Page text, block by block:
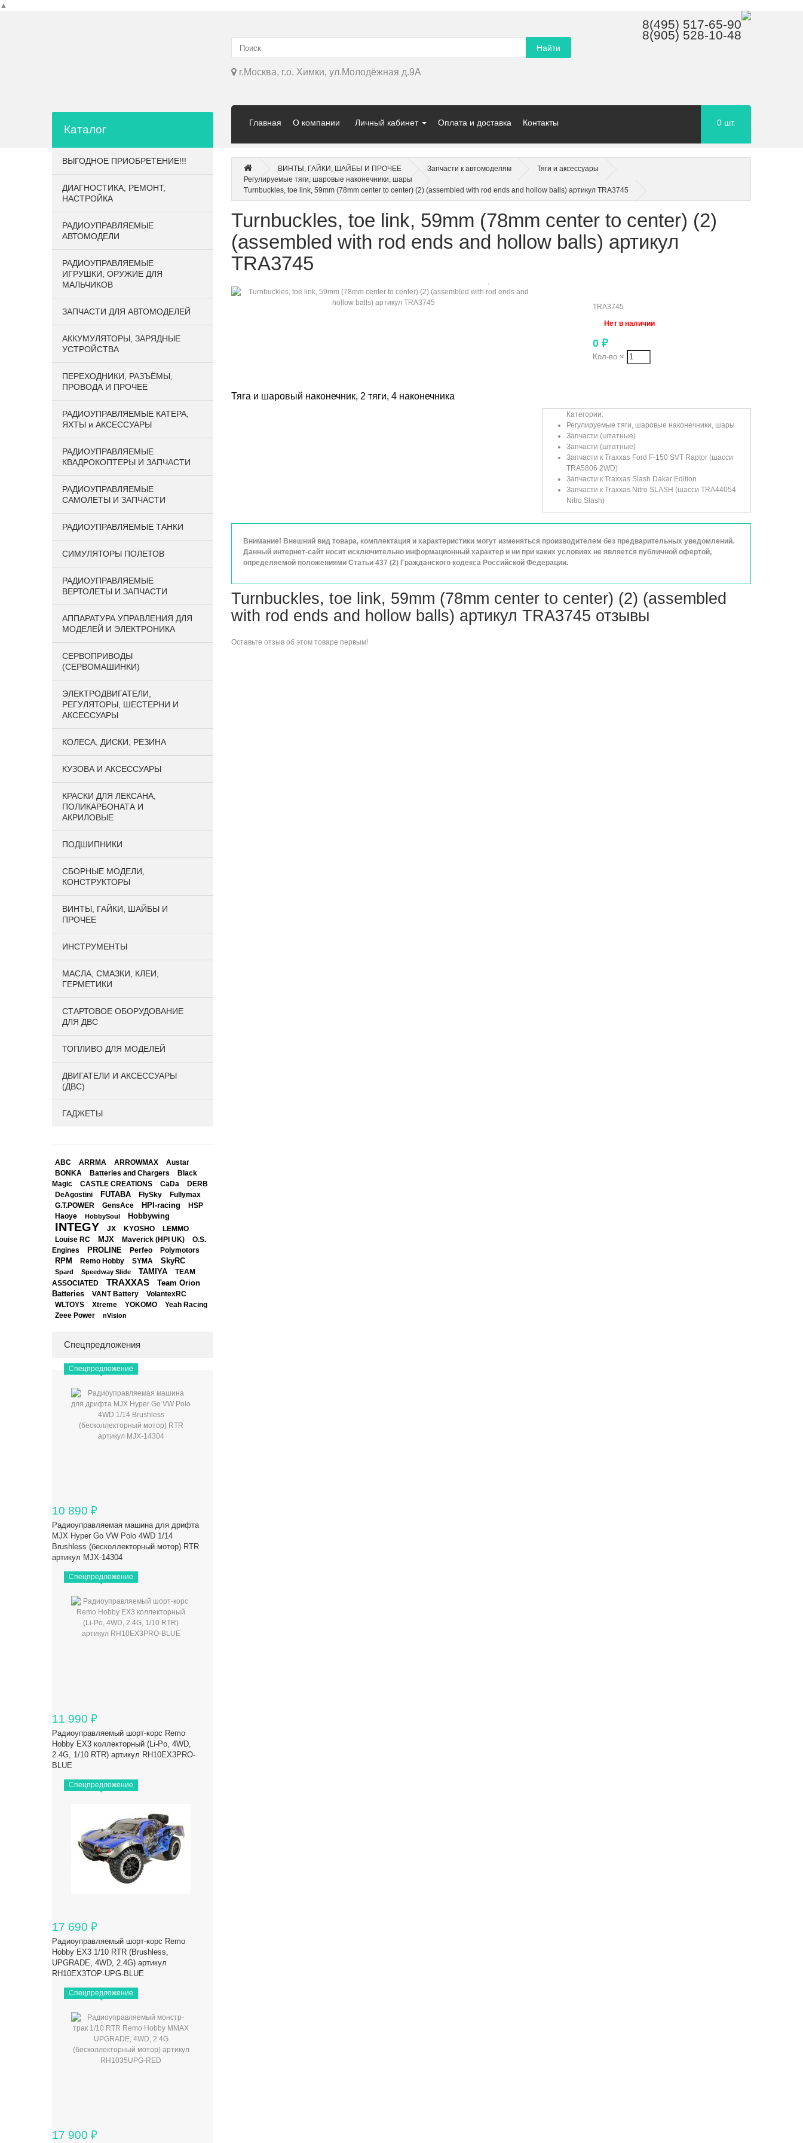
▲
г.Москва, г.о. Химки, ул.Молодёжная д.9А
8(495) 517-65-90
8(905) 528-10-48
Главная О компании Личный кабинет Оплата и доставка Контакты 0 шт.
Каталог
ВЫГОДНОЕ ПРИОБРЕТЕНИЕ!!!
ДИАГНОСТИКА, РЕМОНТ,
НАСТРОЙКА
РАДИОУПРАВЛЯЕМЫЕ
АВТОМОДЕЛИ
РАДИОУПРАВЛЯЕМЫЕ
ИГРУШКИ, ОРУЖИЕ ДЛЯ
МАЛЬЧИКОВ
ЗАПЧАСТИ ДЛЯ АВТОМОДЕЛЕЙ
АККУМУЛЯТОРЫ, ЗАРЯДНЫЕ
УСТРОЙСТВА
ПЕРЕХОДНИКИ, РАЗЪЁМЫ,
ПРОВОДА И ПРОЧЕЕ
РАДИОУПРАВЛЯЕМЫЕ КАТЕРА,
ЯХТЫ и АКСЕССУАРЫ
РАДИОУПРАВЛЯЕМЫЕ
КВАДРОКОПТЕРЫ И ЗАПЧАСТИ
РАДИОУПРАВЛЯЕМЫЕ
САМОЛЕТЫ И ЗАПЧАСТИ
РАДИОУПРАВЛЯЕМЫЕ ТАНКИ
СИМУЛЯТОРЫ ПОЛЕТОВ
РАДИОУПРАВЛЯЕМЫЕ
ВЕРТОЛЕТЫ И ЗАПЧАСТИ
АППАРАТУРА УПРАВЛЕНИЯ ДЛЯ
МОДЕЛЕЙ И ЭЛЕКТРОНИКА
СЕРВОПРИВОДЫ
(СЕРВОМАШИНКИ)
ЭЛЕКТРОДВИГАТЕЛИ,
РЕГУЛЯТОРЫ, ШЕСТЕРНИ И
АКСЕССУАРЫ
КОЛЕСА, ДИСКИ, РЕЗИНА
КУЗОВА И АКСЕССУАРЫ
КРАСКИ ДЛЯ ЛЕКСАНА,
ПОЛИКАРБОНАТА И
АКРИЛОВЫЕ
ПОДШИПНИКИ
CБОРНЫЕ МОДЕЛИ,
КОНСТРУКТОРЫ
ВИНТЫ, ГАЙКИ, ШАЙБЫ И
ПРОЧЕЕ
ИНСТРУМЕНТЫ
МАСЛА, СМАЗКИ, КЛЕИ,
ГЕРМЕТИКИ
СТАРТОВОЕ ОБОРУДОВАНИЕ
ДЛЯ ДВС
ТОПЛИВО ДЛЯ МОДЕЛЕЙ
ДВИГАТЕЛИ И АКСЕССУАРЫ
(ДВС)
ГАДЖЕТЫ
ABC ARRMA ARROWMAX Austar
BONKA Batteries and Chargers
Black
Magic
CASTLE CREATIONS CaDa DERB
DeAgostini FUTABA FlySky Fullymax
G.T.POWER GensAce HPI-racing
HSP
Haoye
HobbySoul Hobbywing
INTEGY JX KYOSHO
LEMMO
Louise RC
MJX Maverick (HPI UK)
O.S.
Engines
PROLINE Perfeo Polymotors
RPM Remo Hobby SYMA SkyRC
Spard Speedway Slide TAMIYA
TEAM
ASSOCIATED
TRAXXAS
Team Orion
Batteries
VANT Battery VolantexRC
WLTOYS Xtreme YOKOMO Yeah Racing
Zeee Power nVision
Спецпредложения
Спецпредложение
10 890 ₽
Радиоуправляемая машина для дрифта
MJX Hyper Go VW Polo 4WD 1/14
Brushless (бесколлекторный мотор) RTR
артикул MJX-14304
Спецпредложение
11 990 ₽
Радиоуправляемый шорт-корс Remo
Hobby EX3 коллекторный (Li-Po, 4WD,
2.4G, 1/10 RTR) артикул RH10EX3PRO-
BLUE
Спецпредложение
17 690 ₽
Радиоуправляемый шорт-корс Remo
Hobby EX3 1/10 RTR (Brushless,
UPGRADE, 4WD, 2.4G) артикул
RH10EX3TOP-UPG-BLUE
Спецпредложение
17 900 ₽
ВИНТЫ, ГАЙКИ, ШАЙБЫ И ПРОЧЕЕ Запчасти к автомоделям
Тяги и аксессуары
Регулируемые тяги, шаровые наконечники, шары
Turnbuckles, toe link, 59mm (78mm center to center) (2) (assembled with rod ends and hollow balls) артикул TRA3745
Turnbuckles, toe link, 59mm (78mm center to center) (2)
(assembled with rod ends and hollow balls) артикул
TRA3745
TRA3745
Нет в наличии
0 ₽
Кол-во ×
Тяга и шаровый наконечник, 2 тяги, 4 наконечника
Категории:
Регулируемые тяги, шаровые наконечники, шары
Запчасти (штатные)
Запчасти (штатные)
Запчасти к Traxxas Ford F-150 SVT Raptor (шасси
TRA5806 2WD)
Запчасти к Traxxas Slash Dakar Edition
Запчасти к Traxxas Nitro SLASH (шасси TRA44054
Nitro Slash)
Внимание! Внешний вид товара, комплектация и характеристики могут изменяться производителем без предварительных уведомлений.
Данный интернет-сайт носит исключительно информационный характер и ни при каких условиях не является публичной офертой,
определяемой положениями Статьи 437 (2) Гражданского кодекса Российской Федерации.
Turnbuckles, toe link, 59mm (78mm center to center) (2) (assembled
with rod ends and hollow balls) артикул TRA3745 отзывы
Оставьте отзыв об этом товаре первым!